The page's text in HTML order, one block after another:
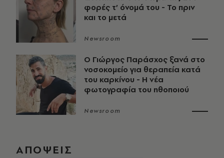
φορές τ’ όνομά του - Το πριν
και το μετά
Newsroom
O Γιώργος Παράσχος ξανά στο
νοσοκομείο για θεραπεία κατά
του καρκίνου - Η νέα
φωτογραφία του ηθοποιού
Newsroom
ΑΠΟΨΕΙΣ